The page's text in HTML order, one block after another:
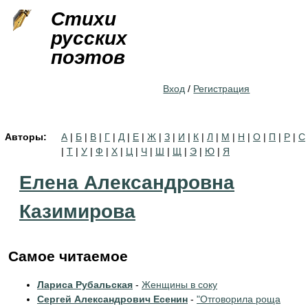
Стихи
русских
поэтов
Вход / Регистрация
Авторы: А | Б | В | Г | Д | Е | Ж | З | И | К | Л | М | Н | О | П | Р | С
| Т | У | Ф | Х | Ц | Ч | Ш | Щ | Э | Ю | Я
Елена Александровна
Казимирова
Самое читаемое
Лариса Рубальская - Женщины в соку
Сергей Александрович Есенин - "Отговорила роща